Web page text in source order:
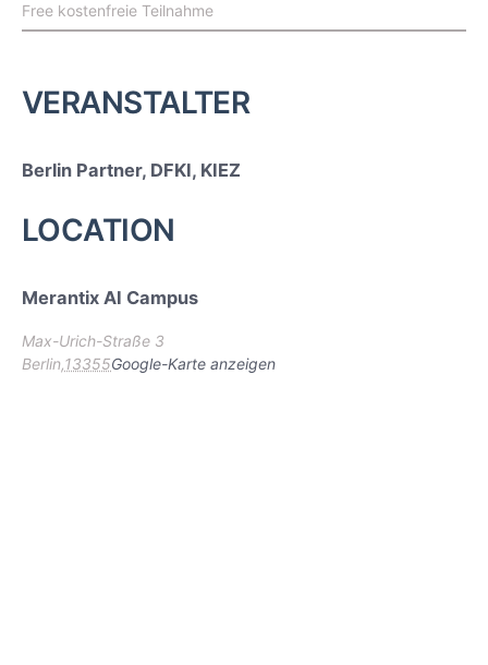
Free kostenfreie Teilnahme
VERANSTALTER
Berlin Partner, DFKI, KIEZ
LOCATION
Merantix AI Campus
Max-Urich-Straße 3
Berlin,13355Google-Karte anzeigen